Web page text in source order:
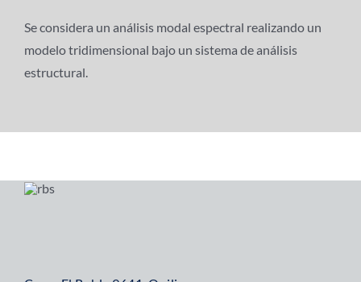
Se considera un análisis modal espectral realizando un
modelo tridimensional bajo un sistema de análisis
estructural.